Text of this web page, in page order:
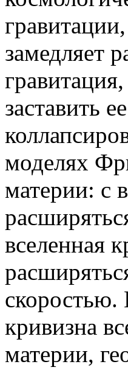
замедляет
заставить
моделях
материи: с
вселенная
скоростью.
кривизна
материи,